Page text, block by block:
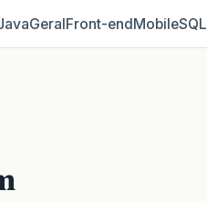
GeralFront‑endMobileSQL